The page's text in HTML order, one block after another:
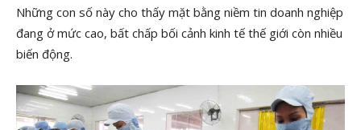
Những con số này cho thấy mặt bằng niềm tin doanh nghiệp
đang ở mức cao, bất chấp bối cảnh kinh tế thế giới còn nhiều
biến động.